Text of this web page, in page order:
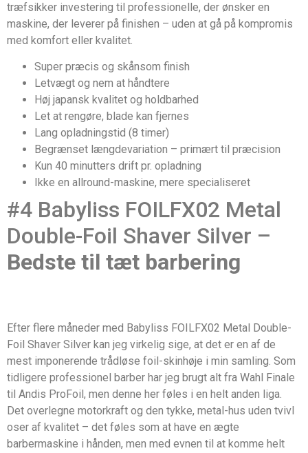
træfsikker investering til professionelle, der ønsker en
maskine, der leverer på finishen – uden at gå på kompromis
med komfort eller kvalitet.
Super præcis og skånsom finish
Letvægt og nem at håndtere
Høj japansk kvalitet og holdbarhed
Let at rengøre, blade kan fjernes
Lang opladningstid (8 timer)
Begrænset længdevariation – primært til præcision
Kun 40 minutters drift pr. opladning
Ikke en allround-maskine, mere specialiseret
#4 Babyliss FOILFX02 Metal
Double-Foil Shaver Silver –
Bedste til tæt barbering
Efter flere måneder med Babyliss FOILFX02 Metal Double-
Foil Shaver Silver kan jeg virkelig sige, at det er en af de
mest imponerende trådløse foil-skinhøje i min samling. Som
tidligere professionel barber har jeg brugt alt fra Wahl Finale
til Andis ProFoil, men denne her føles i en helt anden liga.
Det overlegne motorkraft og den tykke, metal-hus uden tvivl
oser af kvalitet – det føles som at have en ægte
barbermaskine i hånden, men med evnen til at komme helt